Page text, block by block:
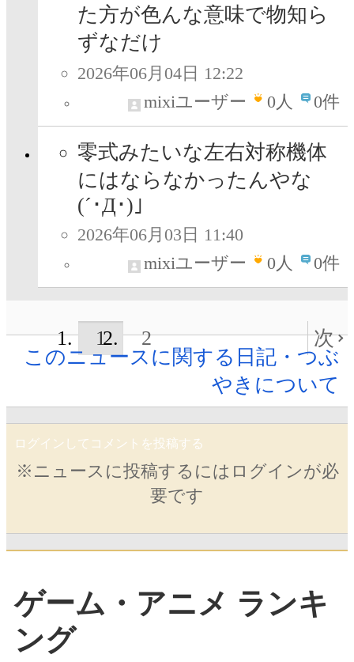
た方が色んな意味で物知ら
ずなだけ
2026年06月04日 12:22
mixiユーザー
0人 0件
零式みたいな左右対称機体
にはならなかったんやな
(´･Д･)」
2026年06月03日 11:40
mixiユーザー
0人 0件
1 2
次
このニュースに関する日記・つぶ
やきについて
ログインしてコメントを投稿する
※ニュースに投稿するにはログインが必
要です
ゲーム・アニメ ランキ
ング